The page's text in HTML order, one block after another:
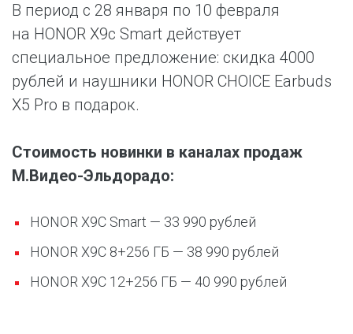
В период с 28 января по 10 февраля
на HONOR X9c Smart действует
специальное предложение: скидка 4000
рублей и наушники HONOR CHOICE Earbuds
X5 Pro в подарок.
Стоимость новинки в каналах продаж
М.Видео-Эльдорадо:
HONOR X9C Smart — 33 990 рублей
HONOR X9C 8+256 ГБ — 38 990 рублей
HONOR X9C 12+256 ГБ — 40 990 рублей